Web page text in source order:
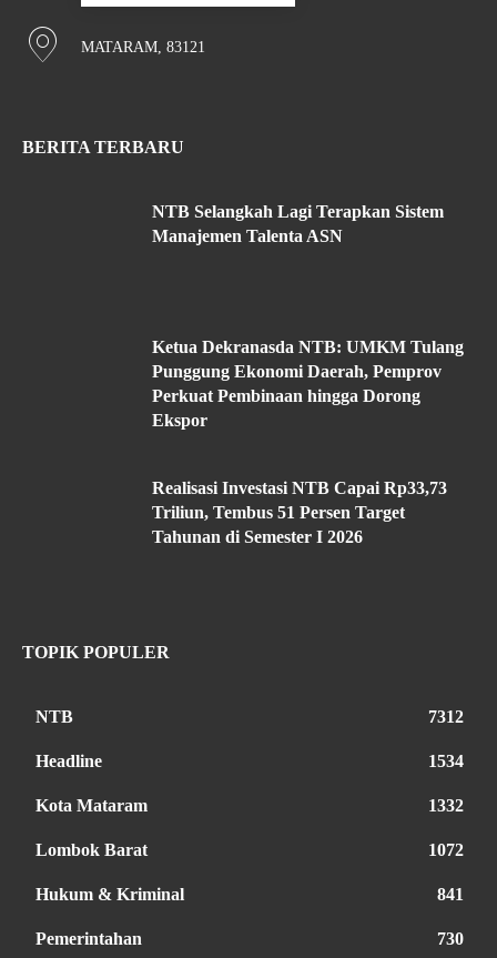
MATARAM, 83121
BERITA TERBARU
NTB Selangkah Lagi Terapkan Sistem
Manajemen Talenta ASN
Ketua Dekranasda NTB: UMKM Tulang
Punggung Ekonomi Daerah, Pemprov
Perkuat Pembinaan hingga Dorong
Ekspor
Realisasi Investasi NTB Capai Rp33,73
Triliun, Tembus 51 Persen Target
Tahunan di Semester I 2026
TOPIK POPULER
NTB 7312
Headline 1534
Kota Mataram 1332
Lombok Barat 1072
Hukum & Kriminal 841
Pemerintahan 730